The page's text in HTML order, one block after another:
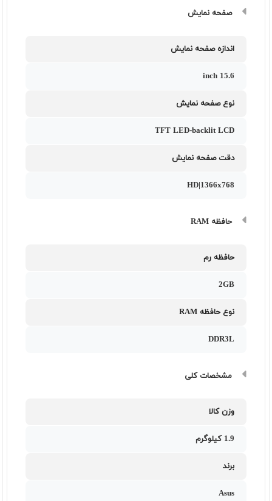
صفحه نمایش
اندازه صفحه نمایش
15.6 inch
نوع صفحه نمایش
TFT LED-backlit LCD
دقت صفحه نمایش
HD|1366x768
حافظه RAM
حافظه رم
2GB
نوع حافظه RAM
DDR3L
مشخصات کلی
وزن کالا
1.9 کیلوگرم
برند
Asus